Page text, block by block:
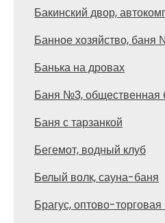
Бакинский двор,
Банное хозяйство, баня
Банька на дровах
Баня №3, общественная
Баня с тарзанкой
Бегемот, водный клуб
Белый волк, сауна-баня
Брагус, оптово-